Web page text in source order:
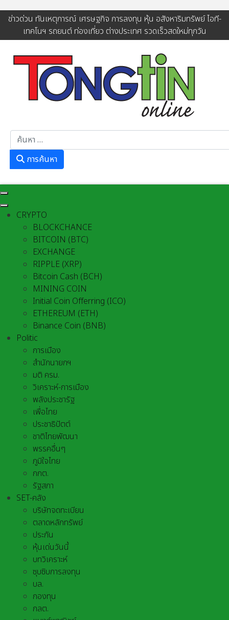
ข่าวด่วน ทันเหตุการณ์ เศรษฐกิจ การลงทุน หุ้น อสังหาริมทรัพย์ ไอที-
เทคโนฯ รถยนต์ ท่องเที่ยว ต่างประเทศ รวดเร็วสดใหม่ทุกวัน
การค้นหา
CRYPTO
BLOCKCHANCE
BITCOIN (BTC)
EXCHANGE
RIPPLE (XRP)
Bitcoin Cash (BCH)
MINING COIN
Initial Coin Offerring (ICO)
ETHEREUM (ETH)
Binance Coin (BNB)
Politic
การเมือง
สำนักนายกฯ
มติ ครม.
วิเคราะห์-การเมือง
พลังประชารัฐ
เพื่อไทย
ประชาธิปัตต์
ชาติไทยพัฒนา
พรรคอื่นๆ
ภูมิใจไทย
กกต.
รัฐสภา
SET-คลัง
บริษัทจดทะเบียน
ตลาดหลักทรัพย์
ประกัน
หุ้นเด่นวันนี้
บทวิเคราะห์
ซุบซิบการลงทุน
บล.
กองทุน
กลต.